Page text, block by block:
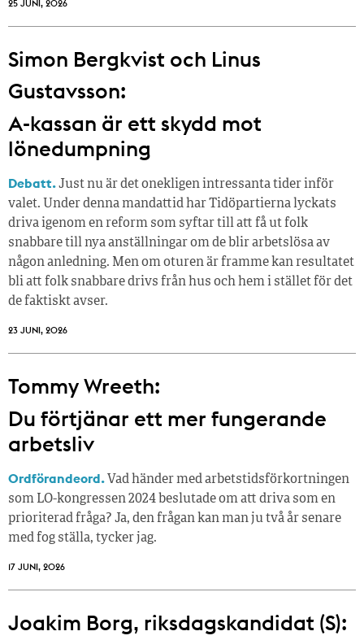
25 JUNI, 2026
Simon Bergkvist och Linus
Gustavsson:
A-kassan är ett skydd mot
lönedumpning
Debatt.Just nu är det onekligen intressanta tider inför
valet. Under denna mandattid har Tidöpartierna lyckats
driva igenom en reform som syftar till att få ut folk
snabbare till nya anställningar om de blir arbetslösa av
någon anledning. Men om oturen är framme kan resultatet
bli att folk snabbare drivs från hus och hem i stället för det
de faktiskt avser.
23 JUNI, 2026
Tommy Wreeth:
Du förtjänar ett mer fungerande
arbetsliv
Ordförandeord. Vad händer med arbetstidsförkortningen
som LO-kongressen 2024 beslutade om att driva som en
prioriterad fråga? Ja, den frågan kan man ju två år senare
med fog ställa, tycker jag.
17 JUNI, 2026
Joakim Borg, riksdagskandidat (S):